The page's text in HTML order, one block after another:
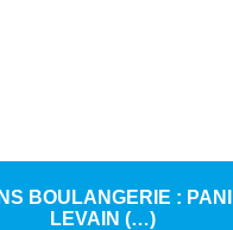
BOULANGERIE :
LEVAIN (…)